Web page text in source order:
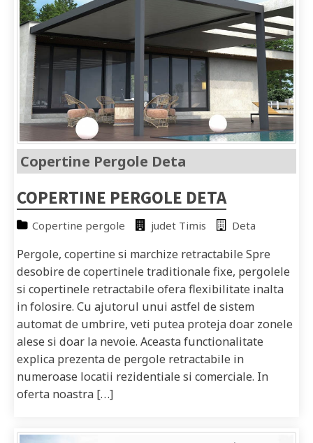
Copertine Pergole Deta
COPERTINE PERGOLE DETA
Copertine pergole judet Timis Deta
Pergole, copertine si marchize retractabile Spre
desobire de copertinele traditionale fixe, pergolele
si copertinele retractabile ofera flexibilitate inalta
in folosire. Cu ajutorul unui astfel de sistem
automat de umbrire, veti putea proteja doar zonele
alese si doar la nevoie. Aceasta functionalitate
explica prezenta de pergole retractabile in
numeroase locatii rezidentiale si comerciale. In
oferta noastra […]